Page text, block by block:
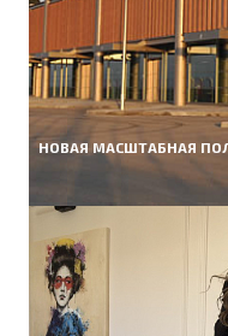
НОВАЯ МАСШТАБНАЯ